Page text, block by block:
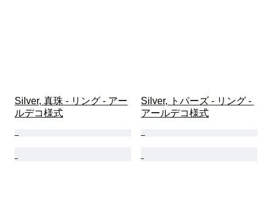
Silver, 真珠 - リング - アー
ルデコ様式
Silver, トパーズ - リング -
アールデコ様式